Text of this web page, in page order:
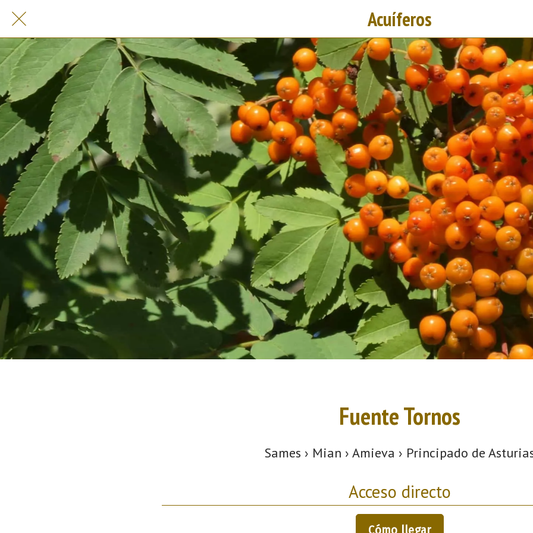
Acuíferos
Fuente Tornos
Sames › Mian › Amieva › Principado de
Acceso directo
Cómo llegar